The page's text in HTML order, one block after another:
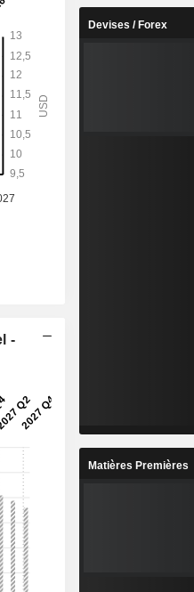
-
Devises / Forex
Matières Premières